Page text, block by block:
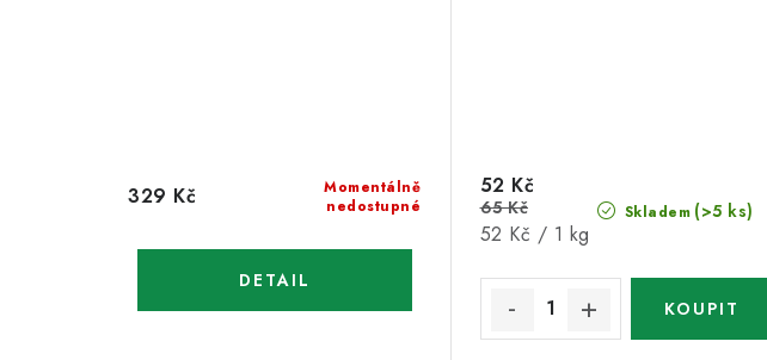
Momentálně
nedostupné
329 Kč
Skladem (>5 ks)
52 Kč
65 Kč
Měrná
52 Kč / 1 kg